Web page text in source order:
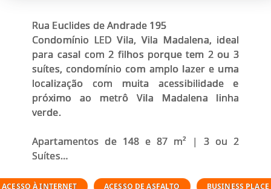
Rua Euclides de Andrade 195
Condomínio LED Vila, Vila Madalena, ideal
para casal com 2 filhos porque tem 2 ou 3
suítes, condomínio com amplo lazer e uma
localização com muita acessibilidade e
próximo ao metrô Vila Madalena linha
verde.
Apartamentos de 148 e 87 m² | 3 ou 2
Suítes
R. Euclides de Andrade, Vila Madalena São
ACESSO À INTERNET ACESSO DE ASFALTO BUSINESS PLACE